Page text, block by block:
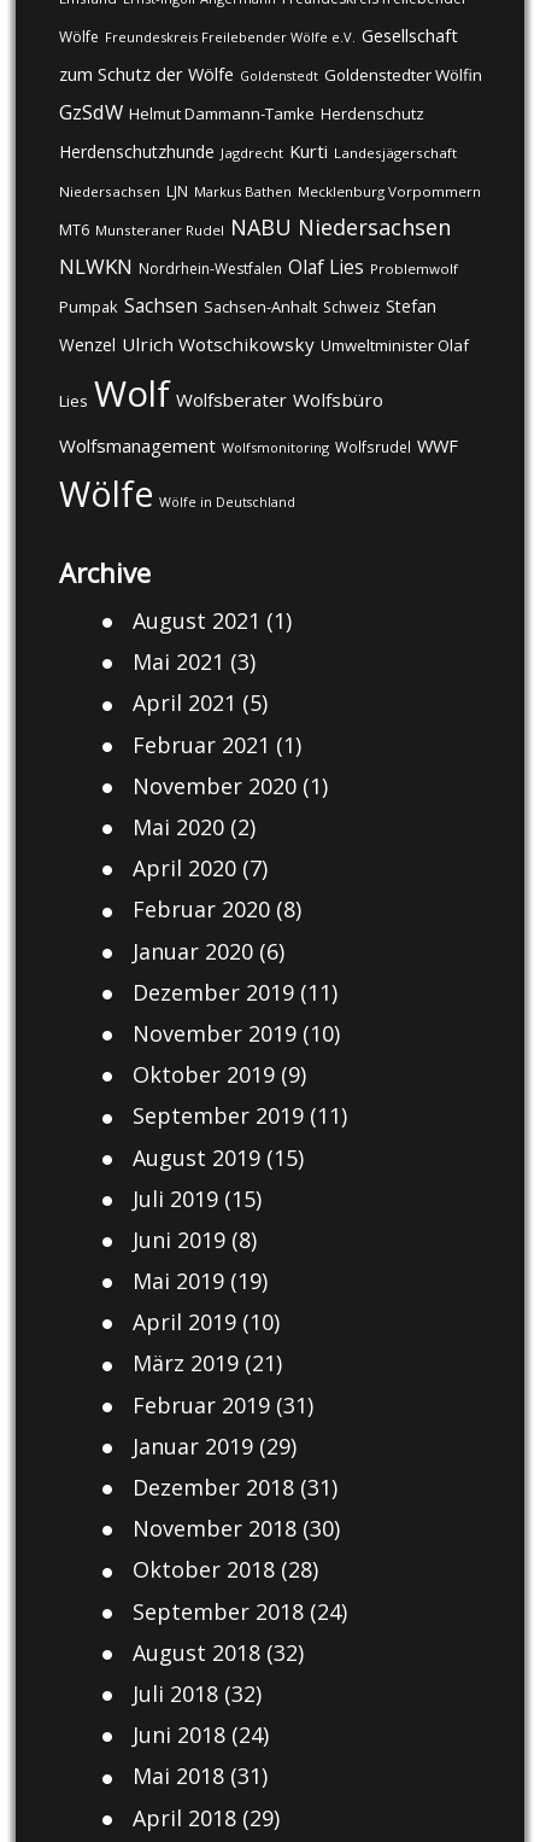
Wölfe Freundeskreis Freilebender Wölfe e.V. Gesellschaft
zum Schutz der Wölfe Goldenstedt Goldenstedter Wölfin
GzSdW Helmut Dammann-Tamke Herdenschutz
Herdenschutzhunde Jagdrecht Kurti Landesjägerschaft
Niedersachsen LJN Markus Bathen Mecklenburg Vorpommern
MT6 Munsteraner Rudel NABU Niedersachsen
NLWKN Nordrhein-Westfalen Olaf Lies Problemwolf
Pumpak Sachsen Sachsen-Anhalt Schweiz Stefan
Wenzel Ulrich Wotschikowsky Umweltminister Olaf
Lies Wolf Wolfsberater Wolfsbüro
Wolfsmanagement Wolfsmonitoring Wolfsrudel WWF
Wölfe Wölfe in Deutschland
Archive
August 2021 (1)
Mai 2021 (3)
April 2021 (5)
Februar 2021 (1)
November 2020(1)
Mai 2020(2)
April 2020(7)
Februar 2020(8)
Januar 2020(6)
Dezember 2019(11)
November 2019(10)
Oktober 2019(9)
September 2019(11)
August 2019(15)
Juli 2019(15)
Juni 2019(8)
Mai 2019(19)
April 2019(10)
März 2019(21)
Februar 2019(31)
Januar 2019(29)
Dezember 2018(31)
November 2018(30)
Oktober 2018(28)
September 2018(24)
August 2018(32)
Juli 2018(32)
Juni 2018(24)
Mai 2018(31)
April 2018(29)